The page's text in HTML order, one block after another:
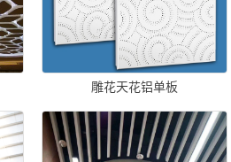
雕花天花铝单板